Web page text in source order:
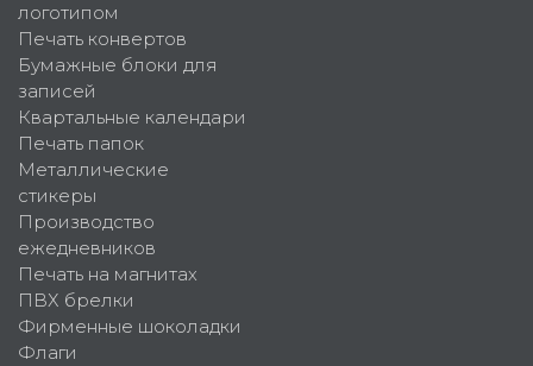
логотипом
Печать конвертов
Бумажные блоки для
записей
Квартальные календари
Печать папок
Металлические
стикеры
Производство
ежедневников
Печать на магнитах
ПВХ брелки
Фирменные шоколадки
Флаги